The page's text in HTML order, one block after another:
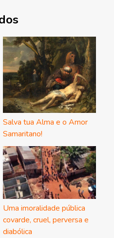
Salva tua Alma e o Amor
Samaritano!
Uma imoralidade pública
covarde, cruel, perversa e
diabólica